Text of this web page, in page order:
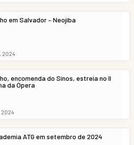
em Salvador – Neojiba
2024
encomenda do Sinos, estreia no II
da Ópera
2024
ATG em setembro de 2024